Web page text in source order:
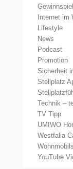
Internet im
Lifestyle
News
Podcast
Promotion
Sicherheit
Stellplatz
Technik –
TV Tipp
UMIWO
Westfalia
YouTube